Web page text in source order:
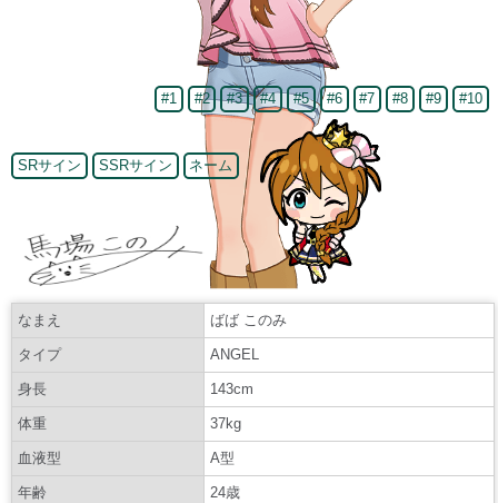
#1 #2 #3 #4 #5 #6 #7 #8 #9 #10
SRサイン SSRサイン ネーム
なまえ ばば このみ
タイプ ANGEL
身長 143cm
体重 37kg
血液型 A型
年齢 24歳